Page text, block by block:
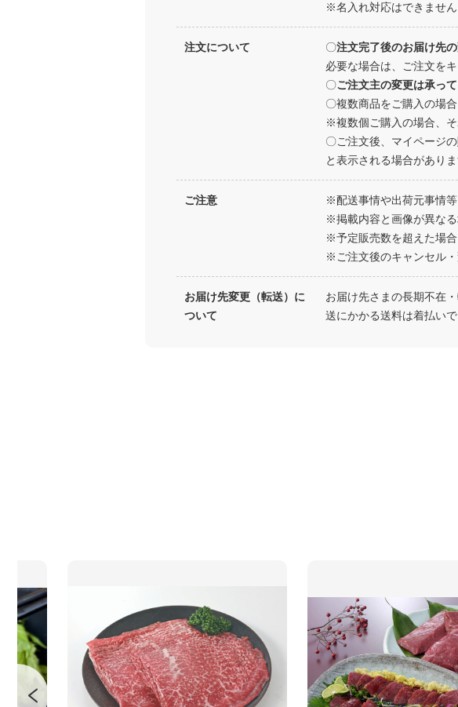
※名入れ対応はできません
注文について 〇注文完了後のお届け先
必要な場合は、ご注文を
〇ご注文主の変更は承っ
〇複数商品をご購入の場
※複数個ご購入の場合、
〇ご注文後、マイページ
と表示される場合があり
ご注意
※配送事情や出荷元事情等
※掲載内容と画像が異なる
※予定販売数を超えた場合
※ご注文後のキャンセル・
お届け先変更（転送）に
ついて
お届け先さまの長期不在
送にかかる送料は着払い